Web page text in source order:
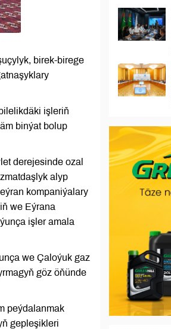
birek-birege
işleriň
binýat bolup
derejesinde ozal
alyp
kompaniýalary
we Eýrana
işler amala
we Çaloýuk gaz
göz öňünde
peýdalanmak
gepleşikleri